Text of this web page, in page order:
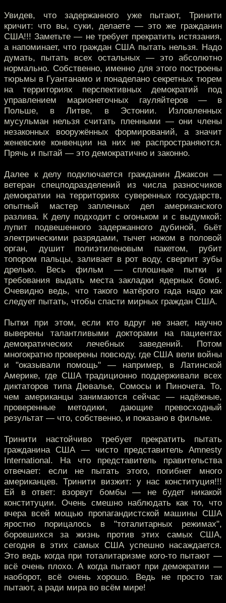
Увидев, что задержанного уже пытают, Тринити
кричит: что вы, суки, делаете — это же гражданин
США!!! Заметьте — не требует прекратить истязания,
а напоминает, что граждан США пытать нельзя. Надо
думать, пытать всех остальных — это абсолютно
нормально. Собственно, именно для этого построены
тюрьмы в Гуантанамо и понаделано секретных тюрем
на территориях перспективных демократий под
управлением марионеточных гауляйтеров — в
Польше, в Литве, в Эстонии. Изловленных
мусульман нельзя считать пленными — они члены
незаконных вооружённых формирований, а значит
женевские конвенции на них не распространяются.
Прячь и пытай — это демократично и законно.
Далее к делу подключается гражданин Джаксон —
ветеран спецподразделений из числа разносчиков
демократии на территориях суверенных государств,
опытный мастер заплечных дел американского
разлива. К делу подходит с огоньком и с выдумкой:
лупит подвешенного задержанного дубиной, бьёт
электрическими разрядами, тычет ножом в половой
орган, душит полиэтиленовым пакетом, рубит
топором пальцы, заливает в рот воду, сверлит зубы
дрелью. Весь фильм — сплошные пытки и
требования выдать места закладки ядерных бомб.
Очевидно ведь, что такого матёрого гада надо как
следует пытать, чтобы спасти мирных граждан США.
Пытки при этом, если кто вдруг не знает, научно
выверены талантливыми докторами на пациентах
демократических лечебных заведений. Потом
многократно проверены повсюду, где США вели войны
и "оказывали помощь" — например, в Латинской
Америке, где США традиционно поддерживали всех
диктаторов типа Дювалье, Сомосы и Пиночета. То,
чем американцы занимаются сейчас — надёжные,
проверенные методики, дающие превосходный
результат — что, собственно, и показано в фильме.
Тринити настойчиво требует прекратить пытать
гражданина США — чисто представитель Amnesty
International. На что представитель правительства
отвечает: если не пытать этого, погибнет много
американцев. Тринити визжит: у нас конституция!!!
Ей в ответ: взорвут бомбы — не будет никакой
конституции. Очень смешно наблюдать как то, что
вчера всей мощью пропагандистской машины США
яростно порицалось в "тоталитарных режимах",
боровшихся за жизнь против этих самых США,
сегодня в этих самых США успешно насаждается.
Это ведь когда при тоталитаризме кого-то пытают —
всё очень плохо. А когда пытают при демократии —
наоборот, всё очень хорошо. Ведь не просто так
пытают, а ради мира во всём мире!